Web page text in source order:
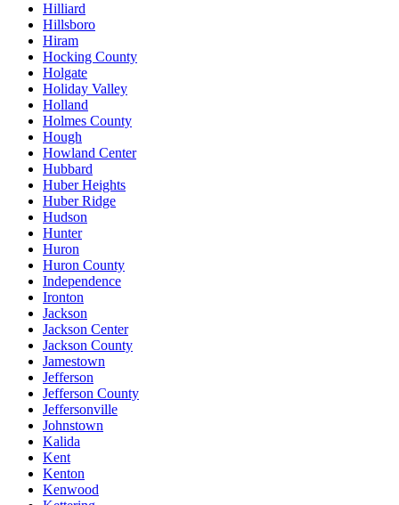
Hilliard
Hillsboro
Hiram
Hocking County
Holgate
Holiday Valley
Holland
Holmes County
Hough
Howland Center
Hubbard
Huber Heights
Huber Ridge
Hudson
Hunter
Huron
Huron County
Independence
Ironton
Jackson
Jackson Center
Jackson County
Jamestown
Jefferson
Jefferson County
Jeffersonville
Johnstown
Kalida
Kent
Kenton
Kenwood